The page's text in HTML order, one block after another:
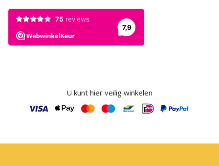
U kunt hier veilig winkelen